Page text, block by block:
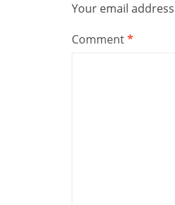
Your email
Comment*